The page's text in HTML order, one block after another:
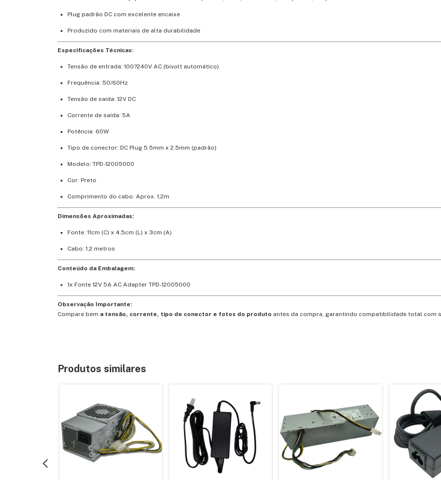
Plug padrão DC com excelente encaixe
Produzido com materiais de alta durabilidade
Especificações Técnicas:
Tensão de entrada: 100?240V AC (bivolt automático)
Frequência: 50/60Hz
Tensão de saída: 12V DC
Corrente de saída: 5A
Potência: 60W
Tipo de conector: DC Plug 5.5mm x 2.5mm (padrão)
Modelo: TPD-12005000
Cor: Preto
Comprimento do cabo: Aprox. 1,2m
Dimensões Aproximadas:
Fonte: 11cm (C) x 4,5cm (L) x 3cm (A)
Cabo: 1,2 metros
Conteúdo da Embalagem:
1x Fonte 12V 5A AC Adapter TPD-12005000
Observação Importante:
Compare bem a tensão, corrente, tipo de conector e fotos do produto antes da compra, garantindo compatibilidade total com
Produtos similares